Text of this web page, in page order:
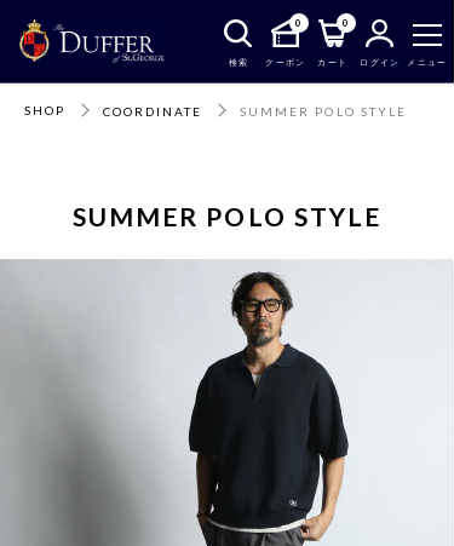
検索
0
クーポン
0
カート ログイン メニュー
SHOP COORDINATE SUMMER POLO STYLE
SUMMER POLO STYLE